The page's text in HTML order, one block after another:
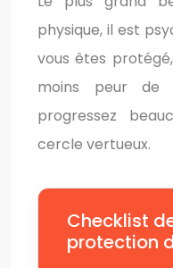
physique, il est
vous êtes
moins peur de
progressez
cercle vertueux.
Checklist
protection